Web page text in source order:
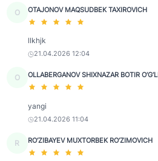
O OTAJONOV MAQSUDBEK TAXIROVICH
llkhjk
21.04.2026 12:04
O OLLABERGANOV SHIXNAZAR BOTIR O‘G‘LI
yangi
21.04.2026 11:04
R RO‘ZIBAYEV MUXTORBEK RO‘ZIMOVICH